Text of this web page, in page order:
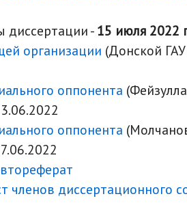
диссертации - 15 июля 2022
организации (Донской
оппонента
оппонента
членов диссертационного